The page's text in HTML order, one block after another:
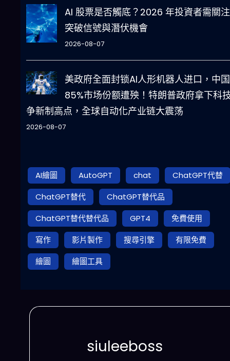
AI 股票是否觸底？2026 年投資者需關
突破信號與潛伏機會
2026-08-07
美政府全面封锁AI人形机器人进口，中国
85%市场份额遭殃！特朗普政府拿下科
争新制高点，全球自动化产业链大震荡
2026-08-07
AI繪圖 AutoGPT chat
ChatGPT代替
ChatGPT替代
ChatGPT替代品
ChatGPT替代替代品
GPT4
免費使用
寫作
影片製作 搜尋引擎
有限免費
繪圖
繪圖工具
siuleeboss